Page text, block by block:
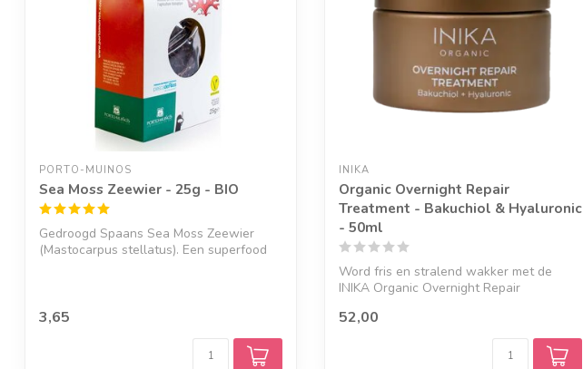
PORTO-MUINOS
Sea Moss Zeewier - 25g - BIO
Gedroogd Spaans Sea Moss Zeewier
(Mastocarpus stellatus). Een superfood
3,65
INIKA
Organic Overnight Repair
Treatment - Bakuchiol & Hyaluronic
- 50ml
Word fris en stralend wakker met de
INIKA Organic Overnight Repair
52,00